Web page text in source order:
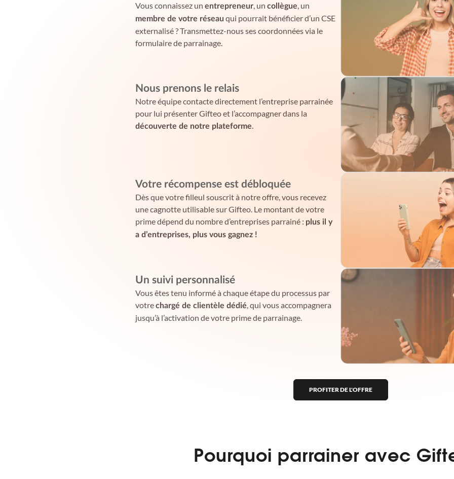
Vous connaissez un entrepreneur, un collègue, un
membre de votre réseau qui pourrait bénéficier d’un CSE
externalisé ? Transmettez-nous ses coordonnées via le
formulaire de parrainage.
Nous prenons le relais
Notre équipe contacte directement l’entreprise parrainée
pour lui présenter Gifteo et l’accompagner dans la
découverte de notre plateforme.
Votre récompense est débloquée
Dès que votre filleul souscrit à notre offre, vous recevez
une cagnotte utilisable sur Gifteo. Le montant de votre
prime dépend du nombre d’entreprises parrainé : plus il y
a d’entreprises, plus vous gagnez !
Un suivi personnalisé
Vous êtes tenu informé à chaque étape du processus par
votrechargé de clientèle dédié, qui vous accompagnera
jusqu’à l’activation de votre prime de parrainage.
PROFITER DE L'OFFRE
Pourquoi parrainer avec